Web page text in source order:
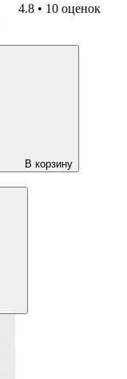
4.8 • 10 оценок
В корзину